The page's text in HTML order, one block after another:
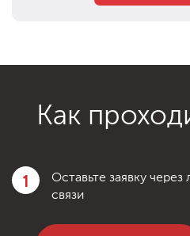
Как
1
Оставьте заявку
связи